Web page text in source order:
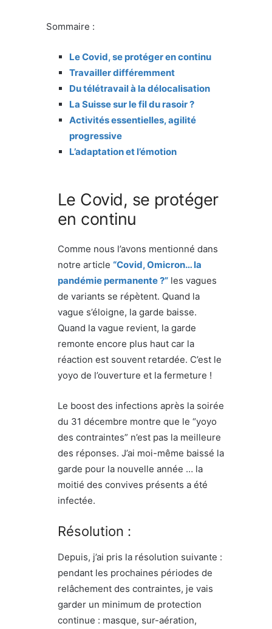
Sommaire :
Le Covid, se protéger en continu
Travailler différemment
Du télétravail à la délocalisation
La Suisse sur le fil du rasoir ?
Activités essentielles, agilité
progressive
L’adaptation et l’émotion
Le Covid, se protéger
en continu
Comme nous l’avons mentionné dans
notre article “Covid, Omicron… la
pandémie permanente ?” les vagues
de variants se répètent. Quand la
vague s’éloigne, la garde baisse.
Quand la vague revient, la garde
remonte encore plus haut car la
réaction est souvent retardée. C’est le
yoyo de l’ouverture et la fermeture !
Le boost des infections après la soirée
du 31 décembre montre que le “yoyo
des contraintes” n’est pas la meilleure
des réponses. J’ai moi-même baissé la
garde pour la nouvelle année … la
moitié des convives présents a été
infectée.
Résolution :
Depuis, j’ai pris la résolution suivante :
pendant les prochaines périodes de
relâchement des contraintes, je vais
garder un minimum de protection
continue : masque, sur-aération,